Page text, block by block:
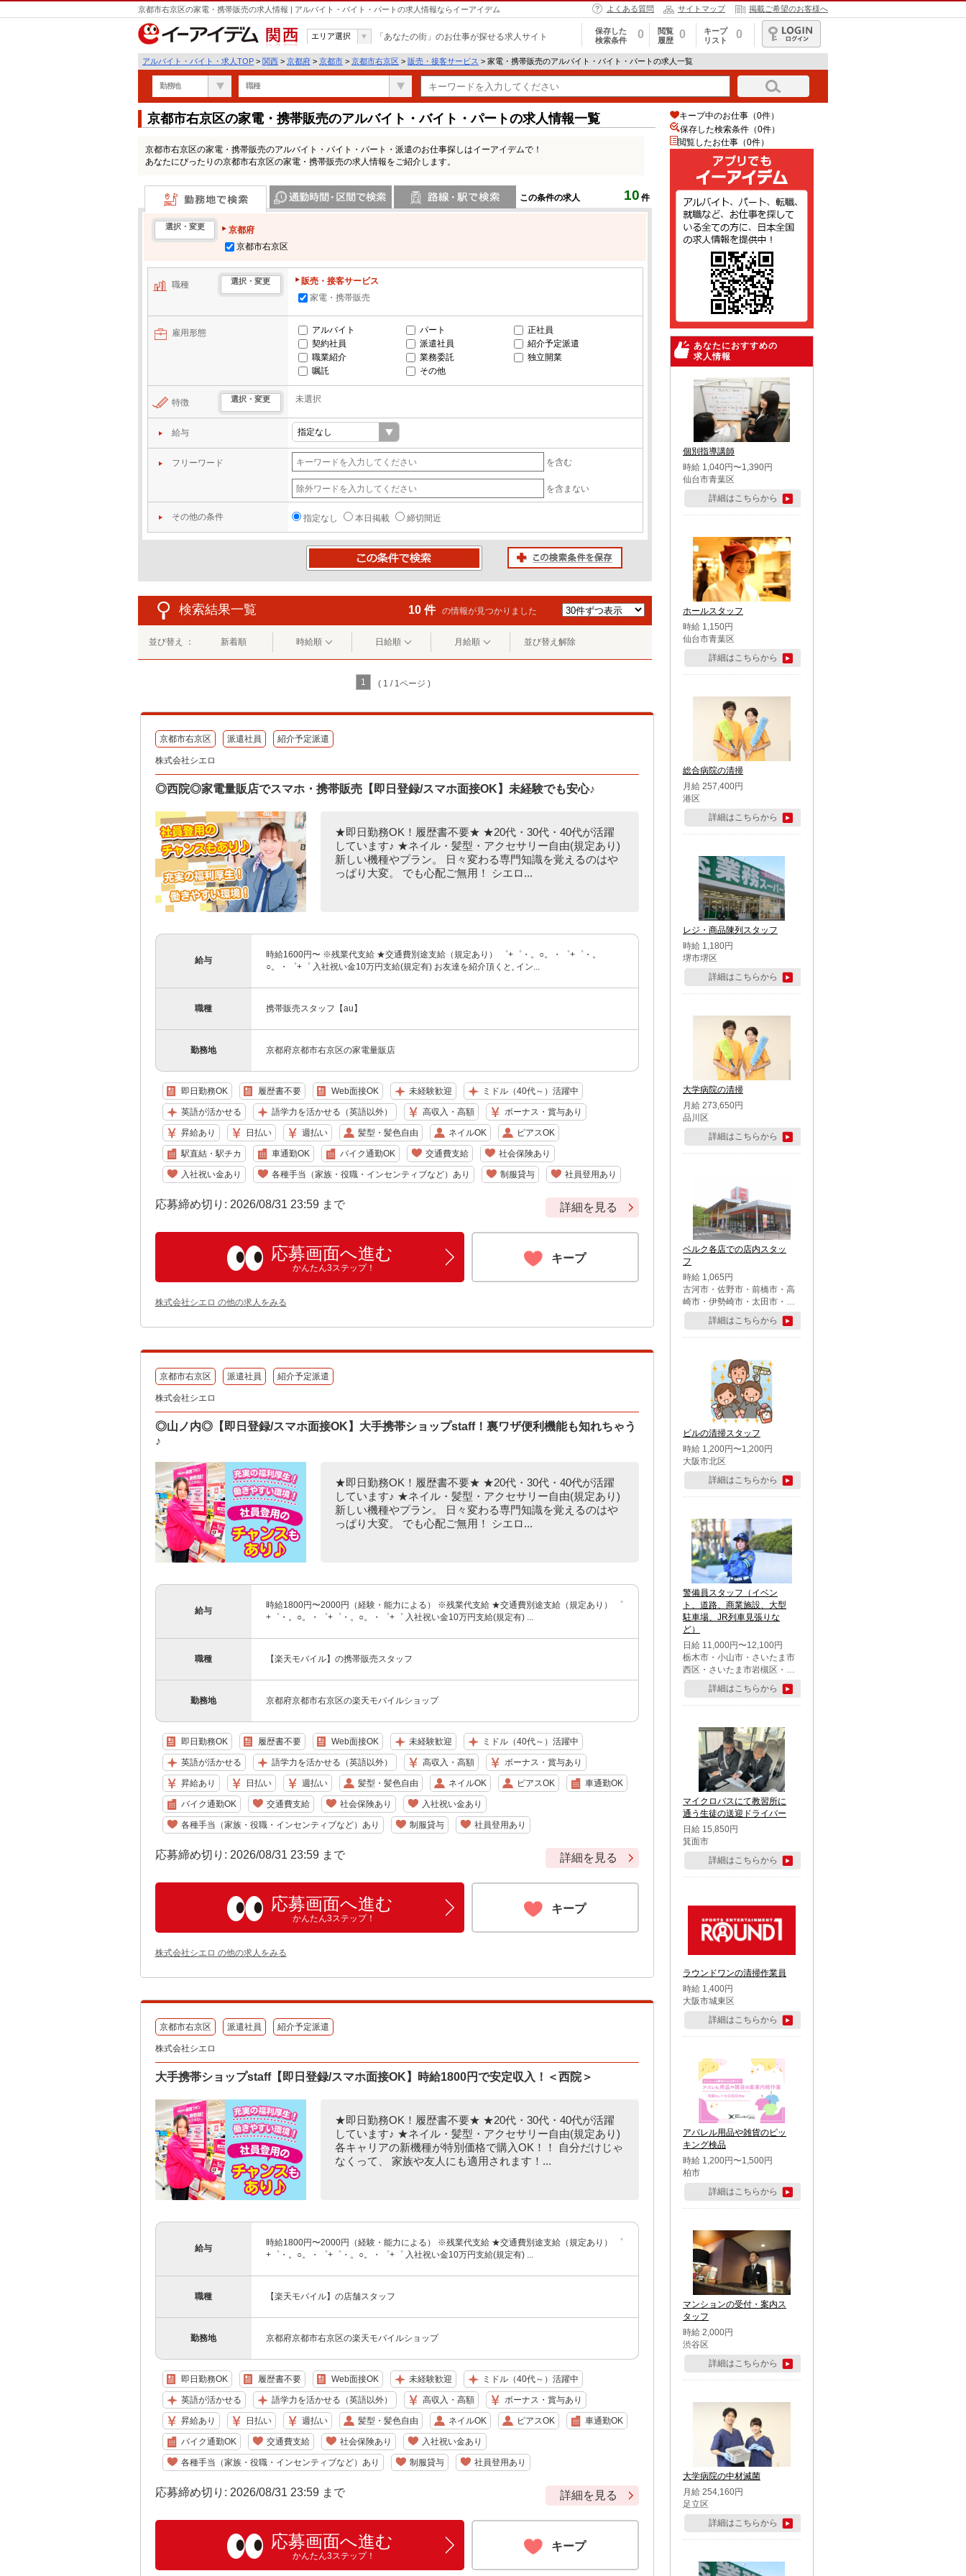
京都市右京区の家電・携帯販売の求人情報 | アルバイト・バイト・パートの求人情報ならイーアイデム よくある質問 サイトマップ 掲載ご希望のお客様へ
関西
エリア選択 「あなたの街」のお仕事が探せる求人サイト
保存した
検索条件
0
閲覧
履歴
0
キープ
リスト
0
ログイン
アルバイト・バイト・求人TOP > 関西 > 京都府 > 京都市 > 京都市右京区 > 販売・接客サービス > 家電・携帯販売のアルバイト・バイト・パートの求人一覧
勤務地 職種
京都市右京区の家電・携帯販売のアルバイト・バイト・パートの求人情報一覧
京都市右京区の家電・携帯販売のアルバイト・バイト・パート・派遣のお仕事探しはイーアイデムで！
あなたにぴったりの京都市右京区の家電・携帯販売の求人情報をご紹介します。
この条件の求人 10 件
勤務地で検索
選択・変更
京都府
京都市右京区
職種 選択・変更
販売・接客サービス
家電・携帯販売
雇用形態 アルバイト パート
正社員
契約社員
派遣社員
紹介予定派遣
職業紹介
業務委託
独立開業
嘱託
その他
特徴 選択・変更 未選択
給与
フリーワード を含む
を含まない
その他の条件 指定なし 本日掲載 締切間近
検索結果一覧 10 件 の情報が見つかりました
並び替え ： 新着順 時給順 日給順 月給順 並び替え解除
1 ( 1 / 1ページ )
京都市右京区 派遣社員 紹介予定派遣
株式会社シエロ
◎西院◎家電量販店でスマホ・携帯販売【即日登録/スマホ面接OK】未経験でも安心♪
★即日勤務OK！履歴書不要★ ★20代・30代・40代が活躍
しています♪ ★ネイル・髪型・アクセサリー自由(規定あり)
新しい機種やプラン。 日々変わる専門知識を覚えるのはや
っぱり大変。 でも心配ご無用！ シエロ...
給与
時給1600円〜 ※残業代支給 ★交通費別途支給（規定あり） ゜+゜・。○。・゜+゜・。
○。・゜+゜ 入社祝い金10万円支給(規定有) お友達を紹介頂くと, イン...
職種 携帯販売スタッフ【au】
勤務地 京都府京都市右京区の家電量販店
即日勤務OK 履歴書不要 Web面接OK 未経験歓迎 ミドル（40代～）活躍中
英語が活かせる 語学力を活かせる（英語以外） 高収入・高額 ボーナス・賞与あり
昇給あり 日払い 週払い 髪型・髪色自由 ネイルOK ピアスOK
駅直結・駅チカ 車通勤OK バイク通勤OK 交通費支給 社会保険あり
入社祝い金あり 各種手当（家族・役職・インセンティブなど）あり 制服貸与 社員登用あり
応募締め切り: 2026/08/31 23:59 まで 詳細を見る
応募画面へ進む
かんたん3ステップ！
キープ
株式会社シエロ の他の求人をみる
京都市右京区 派遣社員 紹介予定派遣
株式会社シエロ
◎山ノ内◎【即日登録/スマホ面接OK】大手携帯ショップstaff！裏ワザ便利機能も知れちゃう
♪
★即日勤務OK！履歴書不要★ ★20代・30代・40代が活躍
しています♪ ★ネイル・髪型・アクセサリー自由(規定あり)
新しい機種やプラン。 日々変わる専門知識を覚えるのはや
っぱり大変。 でも心配ご無用！ シエロ...
給与
時給1800円〜2000円（経験・能力による） ※残業代支給 ★交通費別途支給（規定あり） ゜
+゜・。○。・゜+゜・。○。・゜+゜ 入社祝い金10万円支給(規定有) ...
職種 【楽天モバイル】の携帯販売スタッフ
勤務地 京都府京都市右京区の楽天モバイルショップ
即日勤務OK 履歴書不要 Web面接OK 未経験歓迎 ミドル（40代～）活躍中
英語が活かせる 語学力を活かせる（英語以外） 高収入・高額 ボーナス・賞与あり
昇給あり 日払い 週払い 髪型・髪色自由 ネイルOK ピアスOK 車通勤OK
バイク通勤OK 交通費支給 社会保険あり 入社祝い金あり
各種手当（家族・役職・インセンティブなど）あり 制服貸与 社員登用あり
応募締め切り: 2026/08/31 23:59 まで 詳細を見る
応募画面へ進む
かんたん3ステップ！
キープ
株式会社シエロ の他の求人をみる
京都市右京区 派遣社員 紹介予定派遣
株式会社シエロ
大手携帯ショップstaff【即日登録/スマホ面接OK】時給1800円で安定収入！＜西院＞
★即日勤務OK！履歴書不要★ ★20代・30代・40代が活躍
しています♪ ★ネイル・髪型・アクセサリー自由(規定あり)
各キャリアの新機種が特別価格で購入OK！！ 自分だけじゃ
なくって、 家族や友人にも適用されます！...
給与
時給1800円〜2000円（経験・能力による） ※残業代支給 ★交通費別途支給（規定あり） ゜
+゜・。○。・゜+゜・。○。・゜+゜ 入社祝い金10万円支給(規定有) ...
職種 【楽天モバイル】の店舗スタッフ
勤務地 京都府京都市右京区の楽天モバイルショップ
即日勤務OK 履歴書不要 Web面接OK 未経験歓迎 ミドル（40代～）活躍中
英語が活かせる 語学力を活かせる（英語以外） 高収入・高額 ボーナス・賞与あり
昇給あり 日払い 週払い 髪型・髪色自由 ネイルOK ピアスOK 車通勤OK
バイク通勤OK 交通費支給 社会保険あり 入社祝い金あり
各種手当（家族・役職・インセンティブなど）あり 制服貸与 社員登用あり
応募締め切り: 2026/08/31 23:59 まで 詳細を見る
応募画面へ進む
かんたん3ステップ！
キープ
キープ中のお仕事（0件）
保存した検索条件（0件）
閲覧したお仕事（0件）
あなたにおすすめの
求人情報
個別指導講師
時給 1,040円〜1,390円
仙台市青葉区
詳細はこちらから
ホールスタッフ
時給 1,150円
仙台市青葉区
詳細はこちらから
総合病院の清掃
月給 257,400円
港区
詳細はこちらから
レジ・商品陳列スタッフ
時給 1,180円
堺市堺区
詳細はこちらから
大学病院の清掃
月給 273,650円
品川区
詳細はこちらから
ベルク各店での店内スタッ
フ
時給 1,065円
古河市・佐野市・前橋市・高
崎市・伊勢崎市・太田市・館
林市・藤岡市・大泉町・さい
たま市北区・川越市・熊谷
市・行田市・秩父市・所沢
市・鶴ケ島市・千葉市中央
区・市川市・松戸市・習志野
市・柏市・流山市・八千代
市・足立区・江戸川区・八王
子市・町田市
詳細はこちらから
ビルの清掃スタッフ
時給 1,200円〜1,200円
大阪市北区
詳細はこちらから
警備員スタッフ（イベン
ト、道路、商業施設、大型
駐車場、JR列車見張りな
ど）
日給 11,000円〜12,100円
栃木市・小山市・さいたま市
西区・さいたま市岩槻区・久
喜市・蓮田市
詳細はこちらから
マイクロバスにて教習所に
通う生徒の送迎ドライバー
日給 15,850円
箕面市
詳細はこちらから
ラウンドワンの清掃作業員
時給 1,400円
大阪市城東区
詳細はこちらから
アパレル用品や雑貨のピッ
キング検品
時給 1,200円〜1,500円
柏市
詳細はこちらから
マンションの受付・案内ス
タッフ
時給 2,000円
渋谷区
詳細はこちらから
大学病院の中材滅菌
月給 254,160円
足立区
詳細はこちらから